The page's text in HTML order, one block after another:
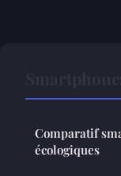
Comparatif
écologiques